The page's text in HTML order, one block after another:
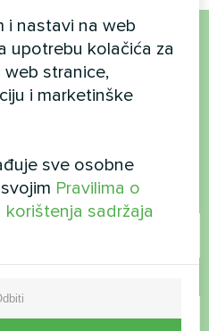
imate
i nastavi na web
upotrebu kolačića za
stranice,
i marketinške
sve osobne
Pravilima o
korištenja sadržaja